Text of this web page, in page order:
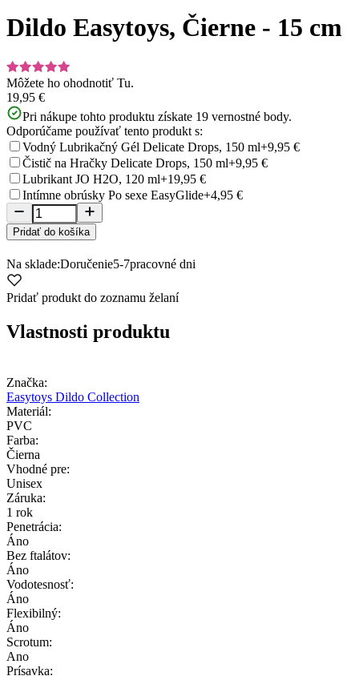
of
Dildo Easytoys, Čierne - 15 cm
Môžete ho ohodnotiť Tu.
19,95 €
Pri nákupe tohto produktu získate 19 vernostné body.
Odporúčame používať tento produkt s:
Vodný Lubrikačný Gél Delicate Drops, 150 ml+9,95 €
Čistič na Hračky Delicate Drops, 150 ml+9,95 €
Lubrikant JO H2O, 120 ml+19,95 €
Intímne obrúsky Po sexe EasyGlide+4,95 €
Pridať do košíka
Na sklade:Doručenie5-7pracovné dni
Pridať produkt do zoznamu želaní
Vlastnosti produktu
Značka:
Easytoys Dildo Collection
Materiál:
PVC
Farba:
Čierna
Vhodné pre:
Unisex
Záruka:
1 rok
Penetrácia:
Áno
Bez ftalátov:
Áno
Vodotesnosť:
Áno
Flexibilný:
Áno
Scrotum:
Ano
Prísavka: